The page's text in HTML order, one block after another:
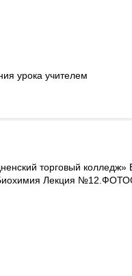
урока учителем
торговый
Лекция